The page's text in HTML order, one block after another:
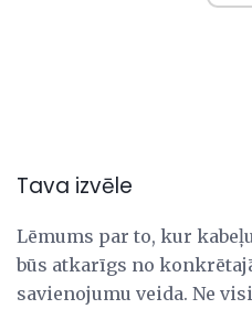
Tava izvēle
Lēmums par to, kur
būs atkarīgs no
savienojumu veida. Ne visi